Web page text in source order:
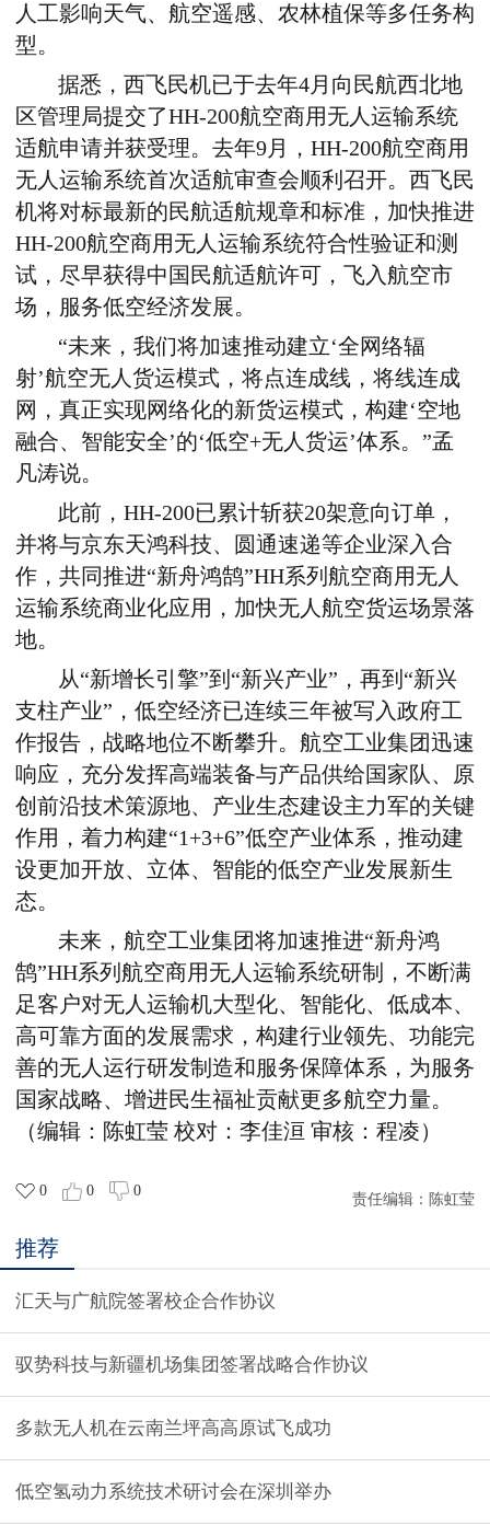
人工影响天气、航空遥感、农林植保等多任务构
型。
据悉，西飞民机已于去年4月向民航西北地
区管理局提交了HH-200航空商用无人运输系统
适航申请并获受理。去年9月， HH-200航空商用
无人运输系统首次适航审查会顺利召开。西飞民
机将对标最新的民航适航规章和标准，加快推进
HH-200航空商用无人运输系统符合性验证和测
试，尽早获得中国民航适航许可，飞入航空市
场，服务低空经济发展。
“未来，我们将加速推动建立‘全网络辐
射’航空无人货运模式，将点连成线，将线连成
网，真正实现网络化的新货运模式，构建‘空地
融合、智能安全’的‘低空+无人货运’体系。”孟
凡涛说。
此前，HH-200已累计斩获20架意向订单，
并将与京东天鸿科技、圆通速递等企业深入合
作，共同推进“新舟鸿鹄”HH系列航空商用无人
运输系统商业化应用，加快无人航空货运场景落
地。
从“新增长引擎”到“新兴产业”，再到“新兴
支柱产业”，低空经济已连续三年被写入政府工
作报告，战略地位不断攀升。航空工业集团迅速
响应，充分发挥高端装备与产品供给国家队、原
创前沿技术策源地、产业生态建设主力军的关键
作用， 着力构建“1+3+6”低空产业体系，推动建
设更加开放、立体、智能的低空产业发展新生
态。
未来，航空工业集团将加速推进“新舟鸿
鹄”HH系列 航空商用无人运输系统研制， 不断满
足客户对无人运输机大型化、智能化、低成本、
高可靠方面的发展需求，构建行业领先、功能完
善的无人运行研发制造和服务保障体系，为服务
国家战略、增进民生福祉贡献更多航空力量。
（编辑：陈虹莹 校对：李佳洹 审核：程凌）
0 0 0
责任编辑： 陈虹莹
推荐
汇天与广航院签署校企合作协议
驭势科技与新疆机场集团签署战略合作协议
多款无人机在云南兰坪高高原试飞成功
低空氢动力系统技术研讨会在深圳举办